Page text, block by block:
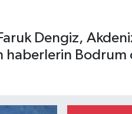
Dengiz,
haberlerin